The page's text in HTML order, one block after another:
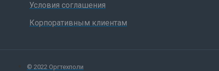
Условия соглашения
Корпоративным клиентам
© 2022 Оргтехполи